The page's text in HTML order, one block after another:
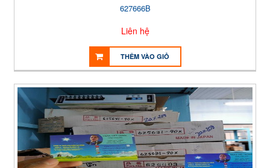
627666B
Liên hệ
THÊM VÀO GIỎ